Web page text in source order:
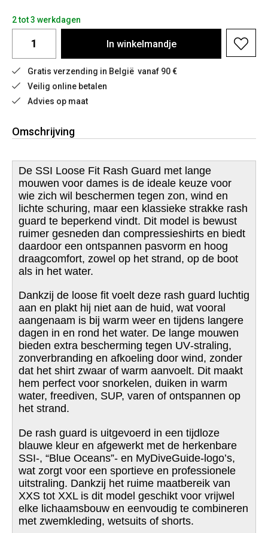
2 tot 3 werkdagen
In winkelmandje
Gratis verzending in België  vanaf 90 €
Veilig online betalen
Advies op maat
Omschrijving
De SSI Loose Fit Rash Guard met lange
mouwen voor dames is de ideale keuze voor
wie zich wil beschermen tegen zon, wind en
lichte schuring, maar een klassieke strakke rash
guard te beperkend vindt. Dit model is bewust
ruimer gesneden dan compressieshirts en biedt
daardoor een ontspannen pasvorm en hoog
draagcomfort, zowel op het strand, op de boot
als in het water.
Dankzij de loose fit voelt deze rash guard luchtig
aan en plakt hij niet aan de huid, wat vooral
aangenaam is bij warm weer en tijdens langere
dagen in en rond het water. De lange mouwen
bieden extra bescherming tegen UV‑straling,
zonverbranding en afkoeling door wind, zonder
dat het shirt zwaar of warm aanvoelt. Dit maakt
hem perfect voor snorkelen, duiken in warm
water, freediven, SUP, varen of ontspannen op
het strand.
De rash guard is uitgevoerd in een tijdloze
blauwe kleur en afgewerkt met de herkenbare
SSI‑, “Blue Oceans”‑ en MyDiveGuide‑logo’s,
wat zorgt voor een sportieve en professionele
uitstraling. Dankzij het ruime maatbereik van
XXS tot XXL is dit model geschikt voor vrijwel
elke lichaamsbouw en eenvoudig te combineren
met zwemkleding, wetsuits of shorts.